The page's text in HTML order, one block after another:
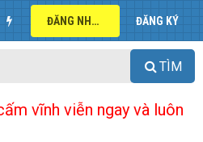
ĐĂNG NHẬP ĐĂNG KÝ
TÌM
vĩnh viễn ngay và luôn